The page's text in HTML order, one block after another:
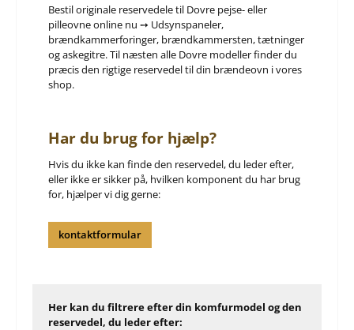
Bestil originale reservedele til Dovre pejse- eller
pilleovne online nu ➙ Udsynspaneler,
brændkammerforinger, brændkammersten, tætninger
og askegitre. Til næsten alle Dovre modeller finder du
præcis den rigtige reservedel til din brændeovn i vores
shop.
Har du brug for hjælp?
Hvis du ikke kan finde den reservedel, du leder efter,
eller ikke er sikker på, hvilken komponent du har brug
for, hjælper vi dig gerne:
kontaktformular
Her kan du filtrere efter din komfurmodel og den
reservedel, du leder efter: